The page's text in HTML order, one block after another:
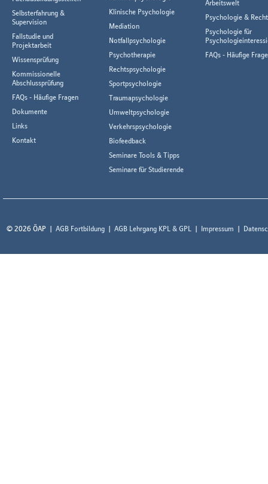
Selbsterfahrung &
Supervision
Fallstudie und
Projektarbeit
Wissensprüfung
Kommissionelle
Abschlussprüfung
FAQs - Häufige Fragen
Dokumente
Links
Kontakt
Klinische Psychologie
Mediation
Notfallpsychologie
Psychotherapie
Rechtspsychologie
Sportpsychologie
Traumapsychologie
Umweltpsychologie
Verkehrspsychologie
Biofeedback
Seminare Tools & Tipps
Seminare für Studierende
Arbeitswelt
Psychologie & Recht
Psychologie für
FAQs - Häufige
© 2026 ÖAP AGB Fortbildung AGB Lehrgang KPL & GPL Impressum